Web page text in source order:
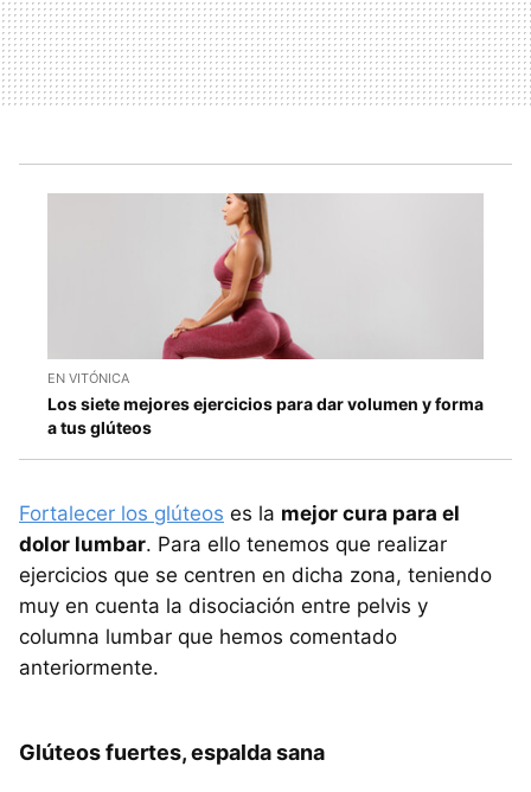
EN VITÓNICA
Los siete mejores ejercicios para dar volumen y forma
a tus glúteos
Fortalecer los glúteos es la mejor cura para el
dolor lumbar. Para ello tenemos que realizar
ejercicios que se centren en dicha zona, teniendo
muy en cuenta la disociación entre pelvis y
columna lumbar que hemos comentado
anteriormente.
Glúteos fuertes, espalda sana